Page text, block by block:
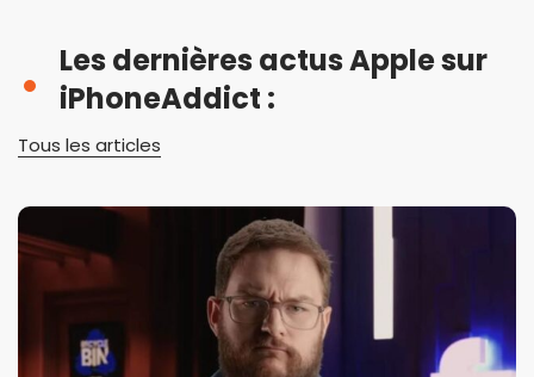
Les dernières actus Apple sur
iPhoneAddict :
Tous les articles